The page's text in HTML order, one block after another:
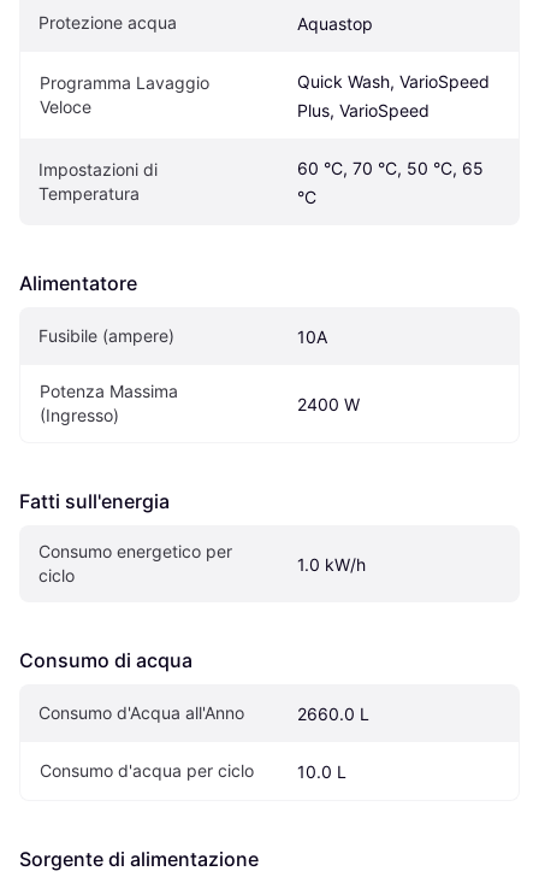
Protezione acqua Aquastop
Programma Lavaggio
Veloce
Quick Wash, VarioSpeed
Plus, VarioSpeed
Impostazioni di
Temperatura
60 °C, 70 °C, 50 °C, 65
°C
Alimentatore
Fusibile (ampere) 10A
Potenza Massima
(Ingresso)
2400 W
Fatti sull'energia
Consumo energetico per
ciclo
1.0 kW/h
Consumo di acqua
Consumo d'Acqua all'Anno 2660.0 L
Consumo d'acqua per ciclo 10.0 L
Sorgente di alimentazione